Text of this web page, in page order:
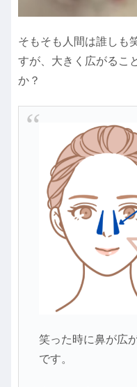
そもそも人間は誰しも
すが、大きく広がるこ
か？
笑った時に鼻が広
です。